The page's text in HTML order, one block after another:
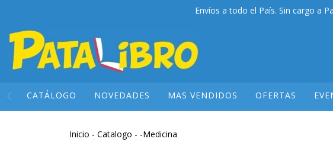
Envíos a todo el País. Sin cargo a
CATÁLOGO NOVEDADES MAS VENDIDOS OFERTAS
Inicio - Catalogo - -Medicina